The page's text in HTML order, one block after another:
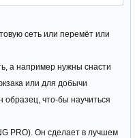
сеть или перемёт или
а например нужны снасти
или для добычи
что-бы научиться
PRO). Он сделает в лучшем